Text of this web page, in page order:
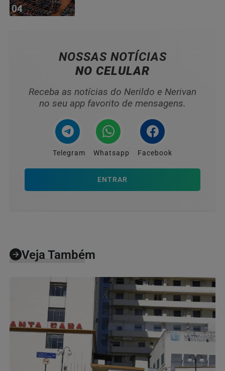
04
NOSSAS NOTÍCIAS
NO CELULAR
Receba as notícias do Nerildo e Nerivan
no seu app favorito de mensagens.
Telegram Whatsapp Facebook
ENTRAR
Veja Também